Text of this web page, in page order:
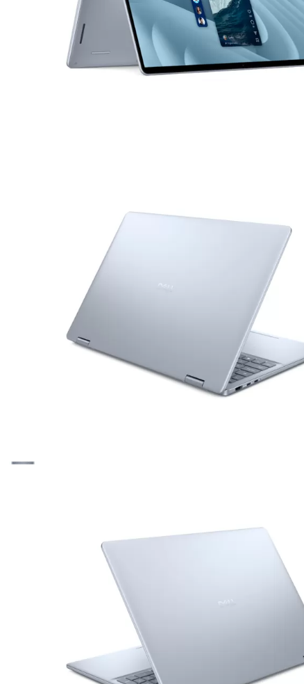
: Thành lập năm 1984, Dell mang đến giải pháp công nghệ
Xem các sản phẩm tương tự
Loại CPU - Tốc độ
Core Ultra 7 256V (8C/8T, 12MB, up to
16 GB
Dung lượng ổ cứng1TB